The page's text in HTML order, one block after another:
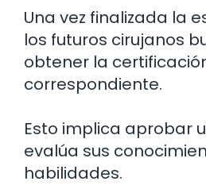
Una vez finalizada la
los futuros cirujanos
obtener la
correspondiente.
Esto implica aprobar
evalúa sus
habilidades.